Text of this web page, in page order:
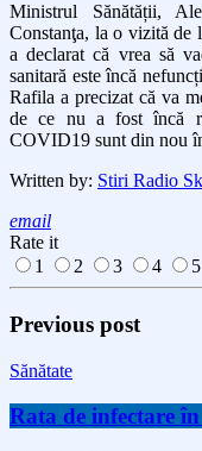
Ministrul Sănătății,
Constanţa, la o vizită de
a declarat că vrea să
sanitară este încă
Rafila a precizat că va
de ce nu a fost încă
COVID19 sunt din nou
Written by: Stiri Radio
email
Rate it
1
2 3 4 5
Previous post
Sănătate
Rata de infectare